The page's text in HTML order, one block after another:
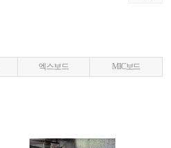
엑스보드
MIC보드